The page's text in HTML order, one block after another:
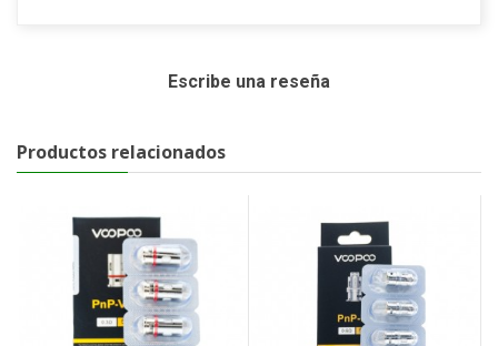
Escribe una reseña
Productos relacionados